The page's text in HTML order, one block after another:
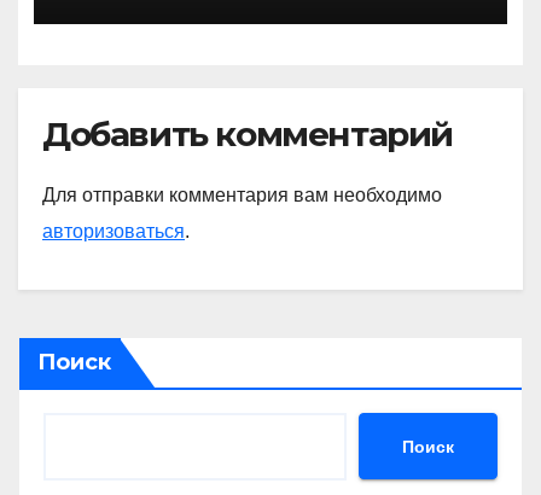
Добавить комментарий
Для отправки комментария вам необходимо
авторизоваться.
Поиск
Поиск